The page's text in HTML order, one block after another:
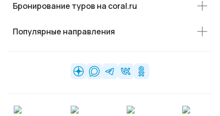
Бронирование туров на coral.ru
Популярные направления